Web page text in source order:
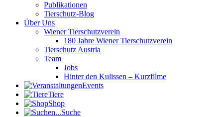
Publikationen
Tierschutz-Blog
Über Uns
Wiener Tierschutzverein
180 Jahre Wiener Tierschutzverein
Tierschutz Austria
Team
Jobs
Hinter den Kulissen – Kurzfilme
Events
Tiere
Shop
Suche